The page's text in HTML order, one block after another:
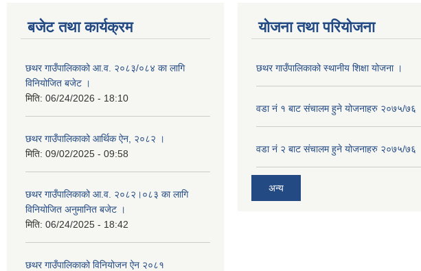
बजेट तथा कार्यक्रम
छथर गाउँपालिकाको आ.व. २०८३/०८४ का लागि
विनियोजित बजेट ।
मिति: 06/24/2026 - 18:10
छथर गाउँपालिकाको आर्थिक ऐन, २०८२ ।
मिति: 09/02/2025 - 09:58
छथर गाउँपालिकाको आ.व. २०८२।०८३ का लागि
विनियोजित अनुमानित बजेट ।
मिति: 06/24/2025 - 18:42
छथर गाउँपालिकाको विनियोजन ऐन २०८१
योजना तथा परियोजना
छथर गाउँपालिकाको स्थानीय शिक्षा योजना ।
वडा नं १ बाट संचालम हुने योजनाहरु २०७५/७६
वडा नं २ बाट संचालम हुने योजनाहरु २०७५/७६
अन्य